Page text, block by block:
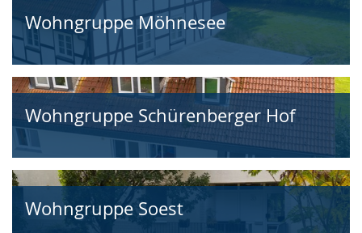
Wohngruppe Möhnesee
Wohngruppe Schürenberger Hof
Wohngruppe Soest